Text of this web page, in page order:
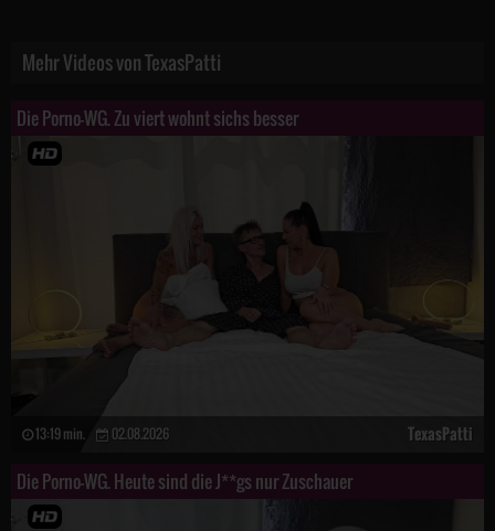
Mehr Videos von TexasPatti
Die Porno-WG. Zu viert wohnt sichs besser
13:19 min. 02.08.2026 TexasPatti
Die Porno-WG. Heute sind die J**gs nur Zuschauer